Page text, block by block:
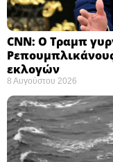
CNN: Ο Τραμπ
εκλογών ​
8 Αυγούστου 2026